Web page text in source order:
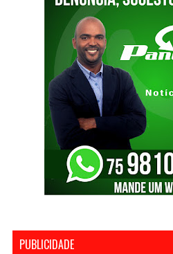
PUBLICIDADE